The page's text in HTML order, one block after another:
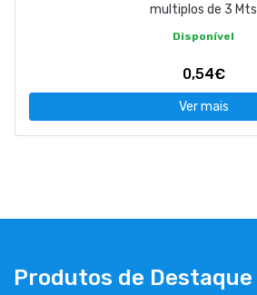
multiplos de 3 Mts
Disponível
0,54€
Ver mais
Produtos de Destaque